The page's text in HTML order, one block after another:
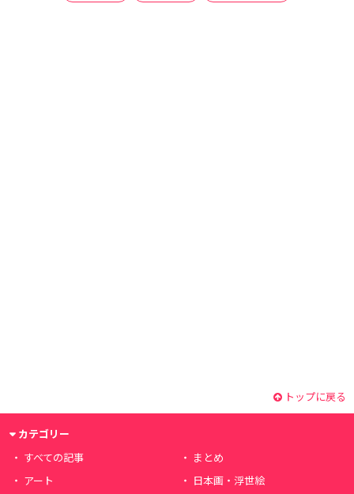
トップに戻る
カテゴリー
すべての記事
まとめ
アート
日本画・浮世絵